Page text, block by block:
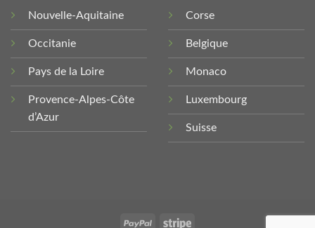
Nouvelle-Aquitaine
Occitanie
Pays de la Loire
Provence-Alpes-Côte
d’Azur
Corse
Belgique
Monaco
Luxembourg
Suisse